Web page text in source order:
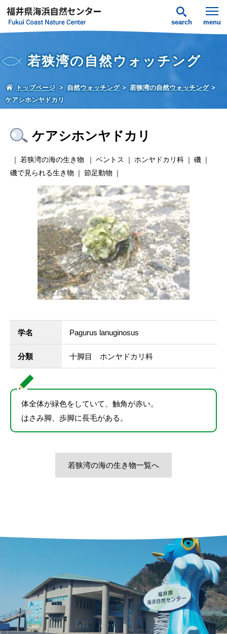
search menu
若狭湾の自然ウォッチング
トップページ 自然ウォッチング
若狭湾の自然ウォッチング
ケアシホンヤドカリ
ケアシホンヤドカリ
若狭湾の海の生き物 ベントス ホンヤドカリ科
磯
磯で見られる生き物
節足動物
学名 Pagurus lanuginosus
分類 十脚目 ホンヤドカリ科
体全体が緑色をしていて、触角が赤い。
はさみ脚、歩脚に長毛がある。
若狭湾の海の生き物一覧へ